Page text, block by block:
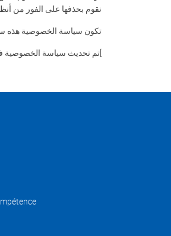
نقوم بحذفها على الفور من
تكون سياسة الخصوصية هذه سارية المفعول اعتبارًا من 15 أكتوبر 2023 وقد يتم
]تم تحديث سياسة الخصوصية في 15 أكتوبر